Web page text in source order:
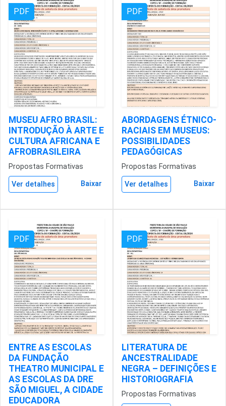
PDF
MUSEU AFRO BRASIL:
INTRODUÇÃO À ARTE E
CULTURA AFRICANA E
AFROBRASILEIRA
Propostas Formativas
Ver detalhes Baixar
PDF
ABORDAGENS ÉTNICO-
RACIAIS EM MUSEUS:
POSSIBILIDADES
PEDAGÓGICAS
Propostas Formativas
Ver detalhes Baixar
PDF
ENTRE AS ESCOLAS
DA FUNDAÇÃO
THEATRO MUNICIPAL E
AS ESCOLAS DA DRE
SÃO MIGUEL, A CIDADE
EDUCADORA
PDF
LITERATURA DE
ANCESTRALIDADE
NEGRA – DEFINIÇÕES E
HISTORIOGRAFIA
Propostas Formativas